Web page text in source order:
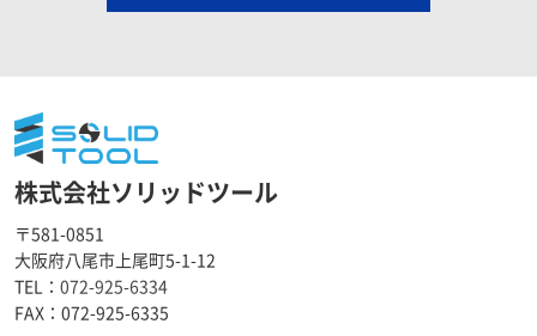
株式会社ソリッドツール
〒581-0851
大阪府八尾市上尾町5-1-12
TEL： 072-925-6334
FAX： 072-925-6335